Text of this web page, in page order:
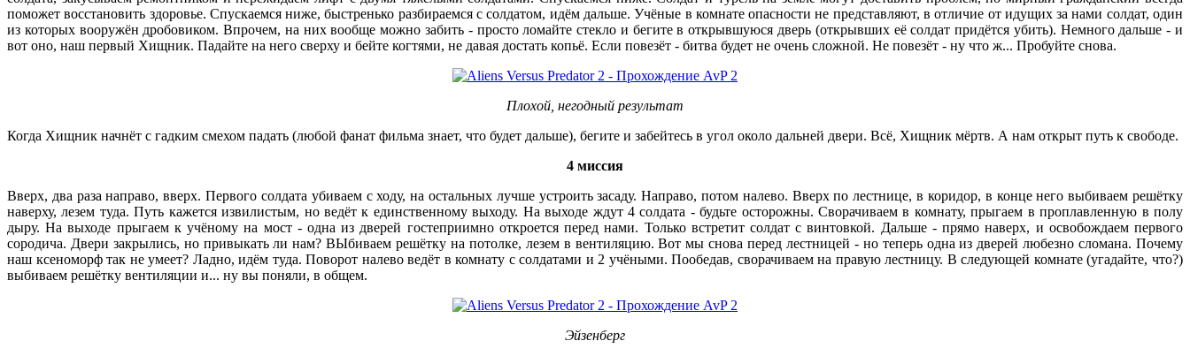
поможет восстановить здоровье. Спускаемся ниже, быстренько разбираемся с солдатом, идём дальше. Учёные в комнате опасности не представляют, в отличие от идущих за нами солдат, один
из которых вооружён дробовиком. Впрочем, на них вообще можно забить - просто ломайте стекло и бегите в открывшуюся дверь (открывших её солдат придётся убить). Немного дальше - и
вот оно, наш первый Хищник. Падайте на него сверху и бейте когтями, не давая достать копьё. Если повезёт - битва будет не очень сложной. Не повезёт - ну что ж... Пробуйте снова.
Плохой, негодный результат
Когда Хищник начнёт с гадким смехом падать (любой фанат фильма знает, что будет дальше), бегите и забейтесь в угол около дальней двери. Всё, Хищник мёртв. А нам открыт путь к свободе.
4 миссия
Вверх, два раза направо, вверх. Первого солдата убиваем с ходу, на остальных лучше устроить засаду. Направо, потом налево. Вверх по лестнице, в коридор, в конце него выбиваем решётку
наверху, лезем туда. Путь кажется извилистым, но ведёт к единственному выходу. На выходе ждут 4 солдата - будьте осторожны. Сворачиваем в комнату, прыгаем в проплавленную в полу
дыру. На выходе прыгаем к учёному на мост - одна из дверей гостеприимно откроется перед нами. Только встретит солдат с винтовкой. Дальше - прямо наверх, и освобождаем первого
сородича. Двери закрылись, но привыкать ли нам? ВЫбиваем решётку на потолке, лезем в вентиляцию. Вот мы снова перед лестницей - но теперь одна из дверей любезно сломана. Почему
наш ксеноморф так не умеет? Ладно, идём туда. Поворот налево ведёт в комнату с солдатами и 2 учёными. Пообедав, сворачиваем на правую лестницу. В следующей комнате (угадайте, что?)
выбиваем решётку вентиляции и... ну вы поняли, в общем.
Эйзенберг